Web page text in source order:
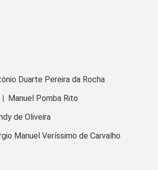
Duarte Pereira da Rocha
Manuel Pomba Rito
de Oliveira
Manuel Veríssimo de Carvalho